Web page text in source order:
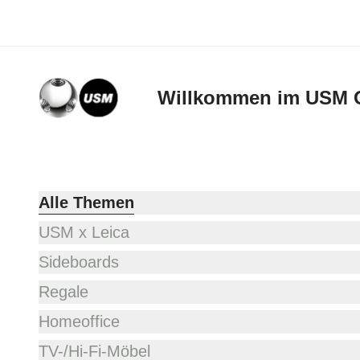
Willkommen im USM
Alle Themen
USM x Leica
Sideboards
Regale
Homeoffice
TV-/Hi-Fi-Möbel